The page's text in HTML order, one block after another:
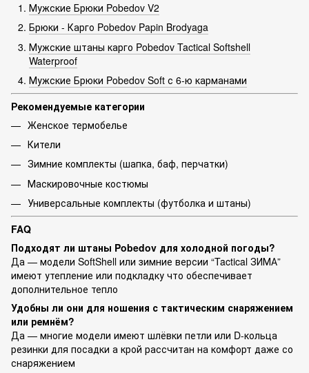
Мужские Брюки Pobedov V2
Брюки - Карго Pobedov Papin Brodyaga
Мужские штаны карго Pobedov Tactical Softshell
Waterproof
Мужские Брюки Pobedov Soft с 6-ю карманами
Рекомендуемые категории
Женское термобелье
Кители
Зимние комплекты (шапка, баф, перчатки)
Маскировочные костюмы
Универсальные комплекты (футболка и штаны)
FAQ
Подходят ли штаны Pobedov для холодной погоды?
Да — модели SoftShell или зимние версии “Tactical ЗИМА”
имеют утепление или подкладку что обеспечивает
дополнительное тепло
Удобны ли они для ношения с тактическим снаряжением
или ремнём?
Да — многие модели имеют шлёвки петли или D-кольца
резинки для посадки а крой рассчитан на комфорт даже со
снаряжением